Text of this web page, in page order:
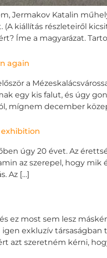
Jermakov Katalin
kiállítás részleteiről
Íme a magyarázat.
again
a
egy kis falut, és úgy
mígnem december
exhibition
úgy 20 évet. Az
az szerepel, hogy mik
Az […]
ez most sem lesz
exkluzív
azt szeretném kérni,